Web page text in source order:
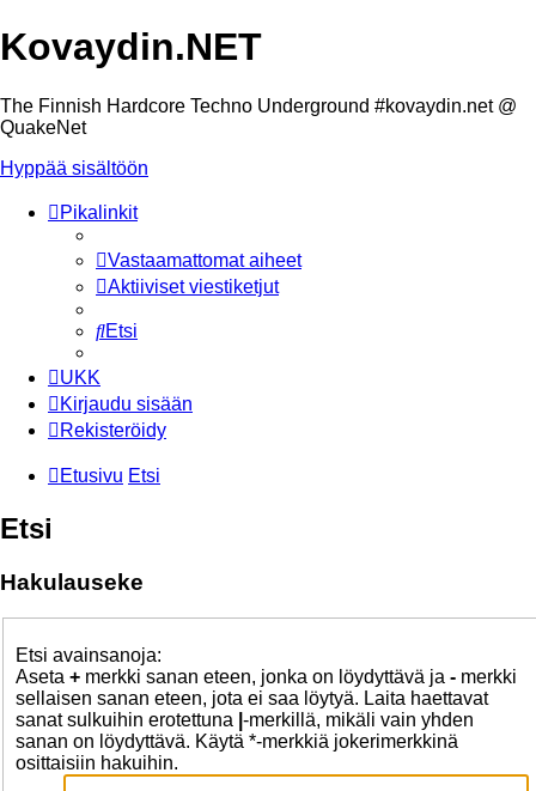
Kovaydin.NET
The Finnish Hardcore Techno Underground #kovaydin.net @
QuakeNet
Hyppää sisältöön
Pikalinkit
Vastaamattomat aiheet
Aktiiviset viestiketjut
Etsi
UKK
Kirjaudu sisään
Rekisteröidy
Etusivu Etsi
Etsi
Hakulauseke
Etsi avainsanoja:
Aseta + merkki sanan eteen, jonka on löydyttävä ja - merkki
sellaisen sanan eteen, jota ei saa löytyä. Laita haettavat
sanat sulkuihin erotettuna -merkillä, mikäli vain yhden
sanan on löydyttävä. Käytä *-merkkiä jokerimerkkinä
osittaisiin hakuihin.